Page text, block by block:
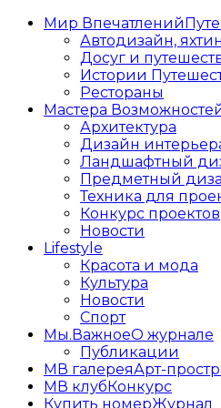
Мир Впечатлений
Автодизайн,
Досуг и
Истории
Рестораны
Мастера
Архитектура
Дизайн
Ландшафтный
Предметный
Техника для
Конкурс проектов
Новости
Lifestyle
Красота и мода
Культура
Новости
Спорт
Мы.ВажноеО журнале
Публикации
МВ галереяАрт-
МВ клуб Конкурс
Купить номерЖурнал